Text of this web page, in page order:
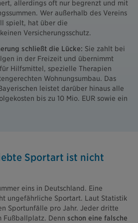
allerdings oft nur begrenzt und mit
Wer außerhalb des Vereins
spielt, hat über die
Versicherungsschutz.
schließt die Lücke: Sie zahlt bei
in der Freizeit und übernimmt
Hilfsmittel, spezielle Therapien
Wohnungsumbau. Das
leistet darüber hinaus alle
bis zu 10 Mio. EUR sowie ein
Sportart ist nicht
eins in Deutschland. Eine
ungefährliche Sportart. Laut Statistik
Sportunfälle pro Jahr. Jeder dritte
Fußballplatz. Denn schon eine falsche